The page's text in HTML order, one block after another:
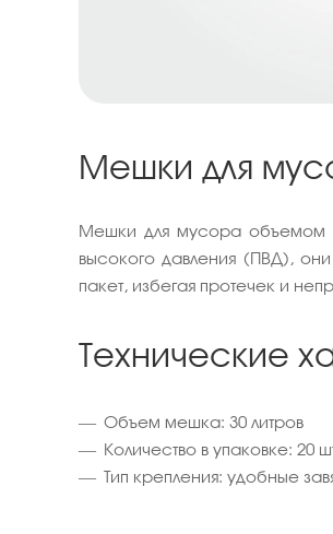
Мешки для
Мешки для мусора объемом
высокого давления (ПВД),
пакет, избегая протечек и
Технические
Объем мешка: 30 литров
Количество в упаковке: 20
Тип крепления: удобные